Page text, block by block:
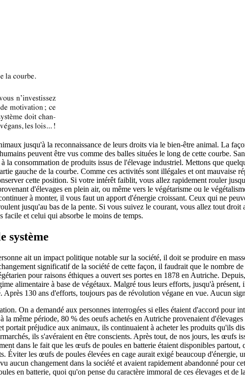
jusqu'à la reconnaissance de leurs droits via le bien-être animal. La
peuvent être vus comme des balles situées le long de cette courbe.
consommation de produits issus de l'élevage industriel. Mettons que
gauche de la courbe. Comme ces activités sont illégales et ont mauvaise
cette position. Si votre intérêt faiblit, vous allez rapidement rouler
d'élevages en plein air, ou même vers le végétarisme ou le
à monter, il vous faut un apport d'énergie croissant. Ceux qui ne
jusqu'au bas de la pente. Si vous suivez le courant, vous allez tout
et celui qui absorbe le moins de temps.
système
ait un impact politique notable sur la société, il doit se produire en
significatif de la société de cette façon, il faudrait que le nombre
pour raisons éthiques a ouvert ses portes en 1878 en Autriche.
alimentaire à base de végétaux. Malgré tous leurs efforts, jusqu'à
130 ans d'efforts, toujours pas de révolution végane en vue. Aucun
On a demandé aux personnes interrogées si elles étaient d'accord pour
même période, 80 % des oeufs achetés en Autriche provenaient
portait préjudice aux animaux, ils continuaient à acheter les produits qu'ils
ils s'avéraient en être conscients. Après tout, de nos jours, les œufs
dans le fait que les œufs de poules en batterie étaient disponibles partout,
les œufs de poules élevées en cage aurait exigé beaucoup d'énergie,
aucun changement dans la société et avaient rapidement abandonné pour
en batterie, quoi qu'on pense du caractère immoral de ces élevages et de